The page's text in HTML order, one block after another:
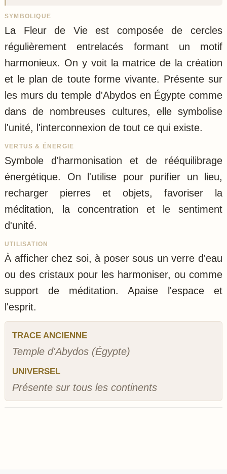
SYMBOLIQUE
La Fleur de Vie est composée de cercles
régulièrement entrelacés formant un motif
harmonieux. On y voit la matrice de la création
et le plan de toute forme vivante. Présente sur
les murs du temple d'Abydos en Égypte comme
dans de nombreuses cultures, elle symbolise
l'unité, l'interconnexion de tout ce qui existe.
VERTUS & ÉNERGIE
Symbole d'harmonisation et de rééquilibrage
énergétique. On l'utilise pour purifier un lieu,
recharger pierres et objets, favoriser la
méditation, la concentration et le sentiment
d'unité.
UTILISATION
À afficher chez soi, à poser sous un verre d'eau
ou des cristaux pour les harmoniser, ou comme
support de méditation. Apaise l'espace et
l'esprit.
TRACE ANCIENNE
Temple d'Abydos (Égypte)
UNIVERSEL
Présente sur tous les continents